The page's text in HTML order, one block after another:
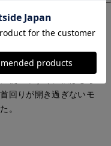
。リブ編みで透けすぎ
ールの温かみがありな
、繊細でなめらかな着
回りが開き過ぎないモ
。